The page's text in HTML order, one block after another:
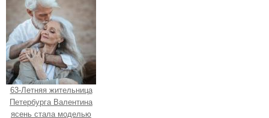
63-Летняя жительница
Петербурга Валентина
ясень стала моделью